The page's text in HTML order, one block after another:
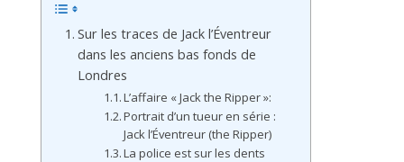
Sur les traces de Jack l’Éventreur
dans les anciens bas fonds de
Londres
L’affaire « Jack the Ripper »:
Portrait d’un tueur en série :
Jack l’Éventreur (the Ripper)
La police est sur les dents